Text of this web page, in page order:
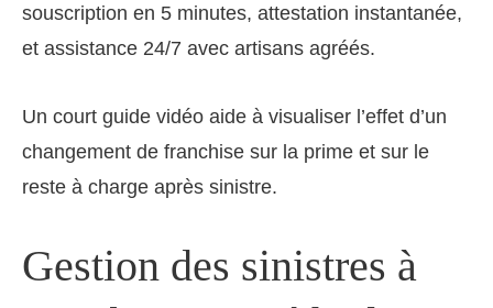
souscription en 5 minutes, attestation instantanée,
et assistance 24/7 avec artisans agréés.
Un court guide vidéo aide à visualiser l’effet d’un
changement de franchise sur la prime et sur le
reste à charge après sinistre.
Gestion des sinistres à